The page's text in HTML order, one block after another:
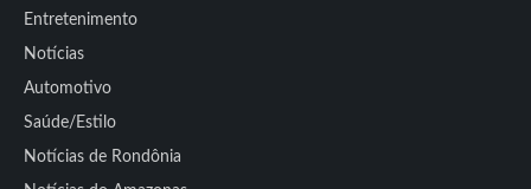
Entretenimento
Notícias
Automotivo
Saúde/Estilo
Notícias de Rondônia